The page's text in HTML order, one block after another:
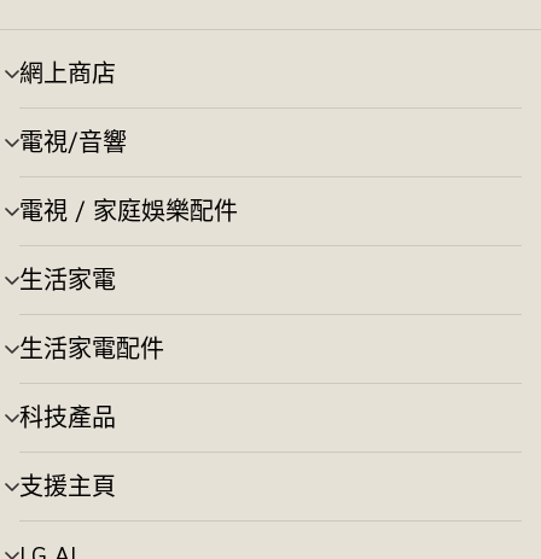
網上商店
選
單
切
換
電視/音響
選
單
切
換
電視 / 家庭娛樂配件
選
單
切
換
生活家電
選
單
切
換
生活家電配件
選
單
切
換
科技產品
選
單
切
換
支援主頁
選
單
切